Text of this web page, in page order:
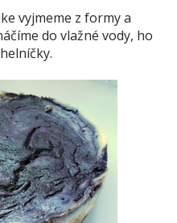
vyjmeme z formy a
do vlažné vody, ho